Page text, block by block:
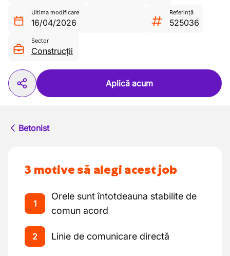
Ultima modificare
16/04/2026
Referință
525036
Sector
Construcții
Aplică acum
Betonist
3 motive să alegi acest job
1
Orele sunt întotdeauna stabilite de
comun acord
2 Linie de comunicare directă